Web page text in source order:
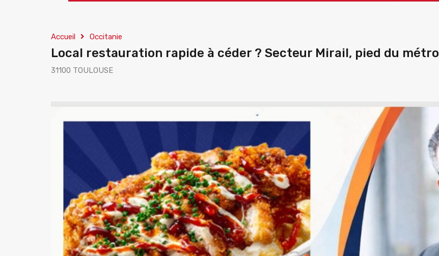
Accueil Occitanie
Local restauration rapide à céder ? Secteur Mirail, pied du métro
31100 TOULOUSE